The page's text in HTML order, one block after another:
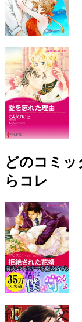
どのコミッ
らコレ